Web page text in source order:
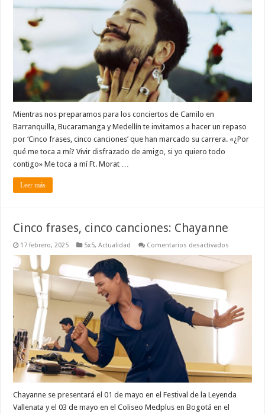
Camilo
Mientras nos preparamos para los conciertos de Camilo en
Barranquilla, Bucaramanga y Medellín te invitamos a hacer un repaso
por ‘Cinco frases, cinco canciones’ que han marcado su carrera. «¿Por
qué me toca a mí? Vivir disfrazado de amigo, si yo quiero todo
contigo» Me toca a mí Ft. Morat …
Leer más
Cinco frases, cinco canciones: Chayanne
17 febrero, 2025 5x5,Actualidad Comentarios desactivados
cinco
Chayanne se presentará el 01 de mayo en el Festival de la Leyenda
Vallenata y el 03 de mayo en el Coliseo Medplus en Bogotá en el